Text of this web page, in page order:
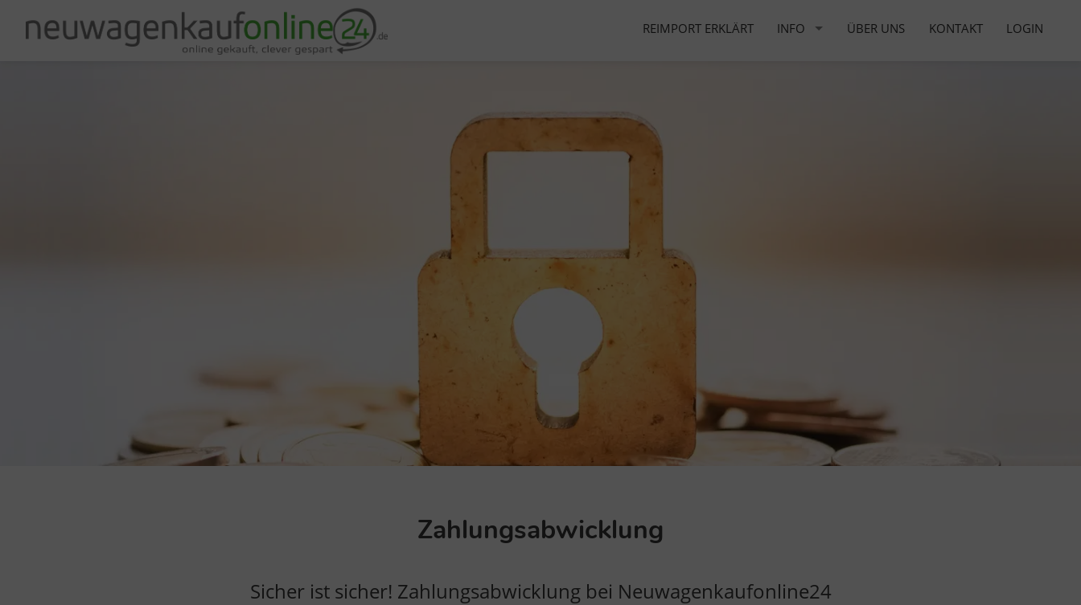
REIMPORT ERKLÄRT INFO ÜBER UNS KONTAKT LOGIN
Zahlungsabwicklung
Sicher ist sicher! Zahlungsabwicklung bei Neuwagenkaufonline24